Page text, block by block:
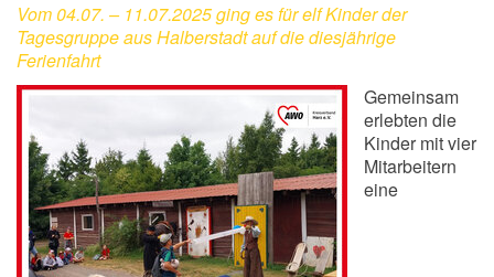
Vom 04.07. – 11.07.2025 ging es für elf Kinder der
Tagesgruppe aus Halberstadt auf die diesjährige
Ferienfahrt
Gemeinsam
erlebten die
Kinder mit vier
Mitarbeitern
eine